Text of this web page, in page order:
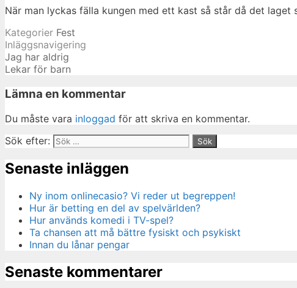
När man lyckas fälla kungen med ett kast så står då det laget
Kategorier Fest
Inläggsnavigering
Jag har aldrig
Lekar för barn
Lämna en kommentar
Du måste vara inloggad för att skriva en kommentar.
Sök efter:
Senaste inläggen
Ny inom onlinecasio? Vi reder ut begreppen!
Hur är betting en del av spelvärlden?
Hur används komedi i TV-spel?
Ta chansen att må bättre fysiskt och psykiskt
Innan du lånar pengar
Senaste kommentarer